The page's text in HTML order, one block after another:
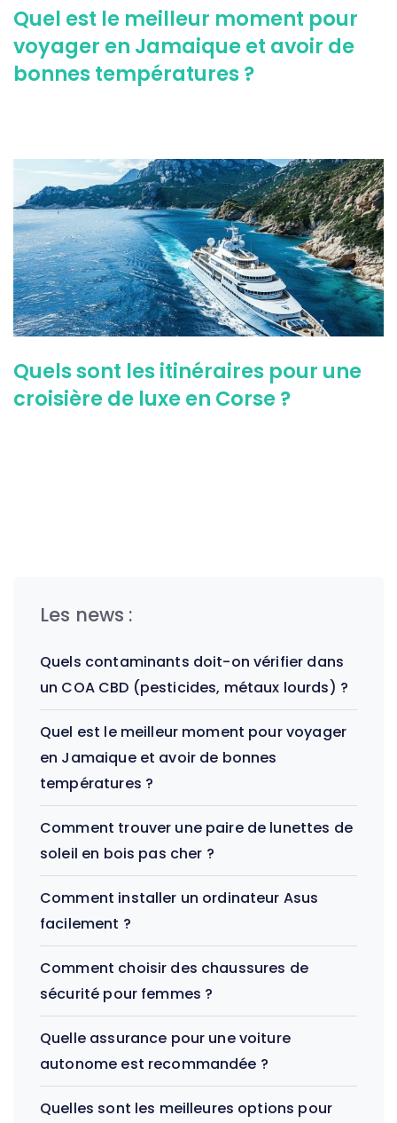
Quel est le meilleur moment pour
voyager en Jamaique et avoir de
bonnes températures ?
Quels sont les itinéraires pour une
croisière de luxe en Corse ?
Les news :
Quels contaminants doit-on vérifier dans
un COA CBD (pesticides, métaux lourds) ?
Quel est le meilleur moment pour voyager
en Jamaique et avoir de bonnes
températures ?
Comment trouver une paire de lunettes de
soleil en bois pas cher ?
Comment installer un ordinateur Asus
facilement ?
Comment choisir des chaussures de
sécurité pour femmes ?
Quelle assurance pour une voiture
autonome est recommandée ?
Quelles sont les meilleures options pour